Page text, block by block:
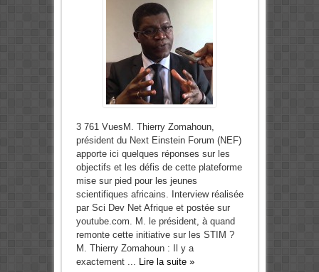
3 761 VuesM. Thierry Zomahoun,
président du Next Einstein Forum (NEF)
apporte ici quelques réponses sur les
objectifs et les défis de cette plateforme
mise sur pied pour les jeunes
scientifiques africains. Interview réalisée
par Sci Dev Net Afrique et postée sur
youtube.com. M. le président, à quand
remonte cette initiative sur les STIM ?
M. Thierry Zomahoun : Il y a
exactement ... Lire la suite »